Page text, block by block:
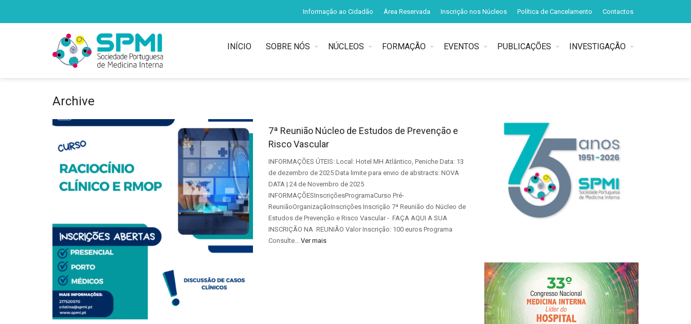
Informação ao Cidadão Área Reservada Inscrição nos Núcleos Política de Cancelamento Contactos
INÍCIO SOBRE NÓS NÚCLEOS FORMAÇÃO EVENTOS PUBLICAÇÕES INVESTIGAÇÃO
Archive
7ª Reunião Núcleo de Estudos de Prevenção e
Risco Vascular
INFORMAÇÕES ÚTEIS: Local: Hotel MH Atlântico, Peniche Data: 13
de dezembro de 2025 Data limite para envio de abstracts: NOVA
DATA | 24 de Novembro de 2025
INFORMAÇÕESInscriçõesProgramaCurso Pré-
ReuniãoOrganizaçãoInscrições Inscrição 7ª Reunião do Núcleo de
Estudos de Prevenção e Risco Vascular - FAÇA AQUI A SUA
INSCRIÇÃO NA REUNIÃO Valor Inscrição: 100 euros Programa
Consulte…Ver mais